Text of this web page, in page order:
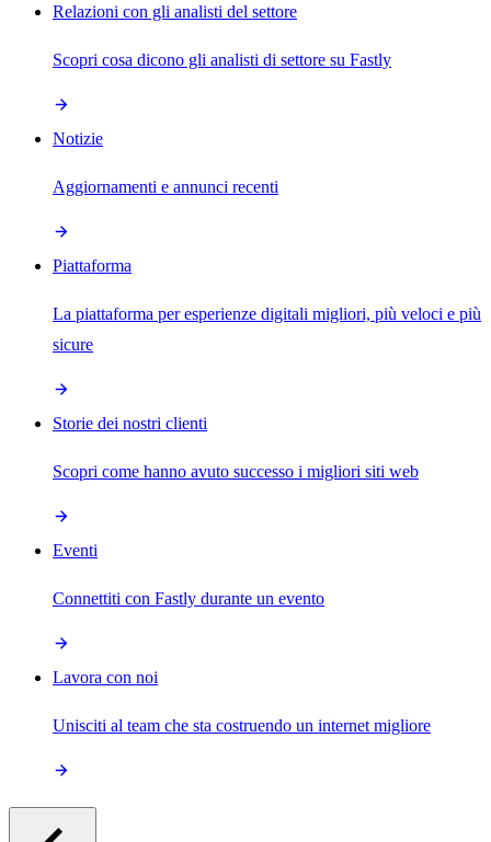
Relazioni con gli analisti del settore
Scopri cosa dicono gli analisti di settore su Fastly
Notizie
Aggiornamenti e annunci recenti
Piattaforma
La piattaforma per esperienze digitali migliori, più veloci e più
sicure
Storie dei nostri clienti
Scopri come hanno avuto successo i migliori siti web
Eventi
Connettiti con Fastly durante un evento
Lavora con noi
Unisciti al team che sta costruendo un internet migliore